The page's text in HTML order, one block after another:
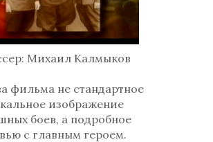
Михаил Калмыков
фильма не стандартное
изображение
боев, а подробное
с главным героем.